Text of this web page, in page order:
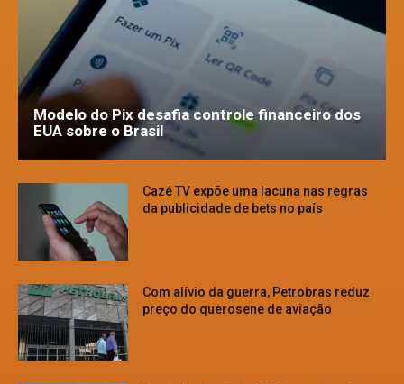
Modelo do Pix desafia controle financeiro dos
EUA sobre o Brasil
Cazé TV expõe uma lacuna nas regras
da publicidade de bets no país
Com alívio da guerra, Petrobras reduz
preço do querosene de aviação